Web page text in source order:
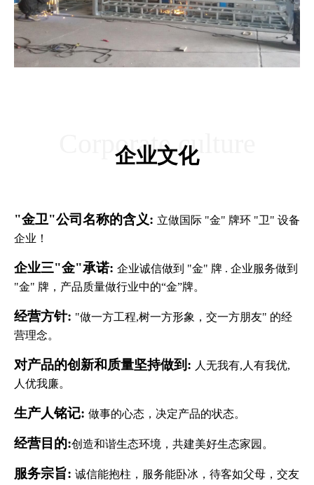
Corporate culture
企业文化
"金卫"公司名称的含义: 立做国际 "金" 牌环 "卫" 设备
企业！
企业三"金"承诺: 企业诚信做到 "金" 牌 . 企业服务做到
"金" 牌，产品质量做行业中的“金”牌。
经营方针: "做一方工程,树一方形象，交一方朋友" 的经
营理念。
对产品的创新和质量坚持做到: 人无我有,人有我优,
人优我廉。
生产人铭记: 做事的心态，决定产品的状态。
经营目的:创造和谐生态环境，共建美好生态家园。
服务宗旨: 诚信能抱柱，服务能卧冰，待客如父母，交友